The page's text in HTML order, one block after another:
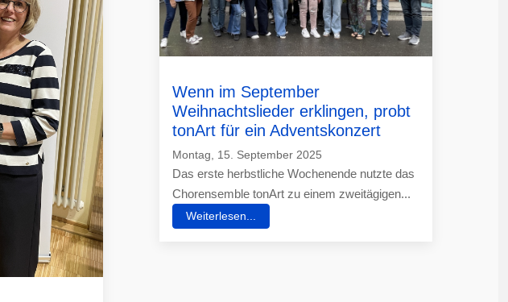
Wenn im September
Weihnachtslieder erklingen, probt
tonArt für ein Adventskonzert
Montag, 15. September 2025
Das erste herbstliche Wochenende nutzte das
Chorensemble tonArt zu einem zweitägigen...
Weiterlesen...